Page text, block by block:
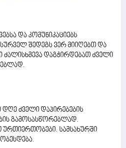
და კომუნიკაციებს
შედეგს ვერ მიიღებთ და
დაგჭირდებათ ძველი
ძველი დაპირებების
გამოსასწორებლად.
სამსახურში